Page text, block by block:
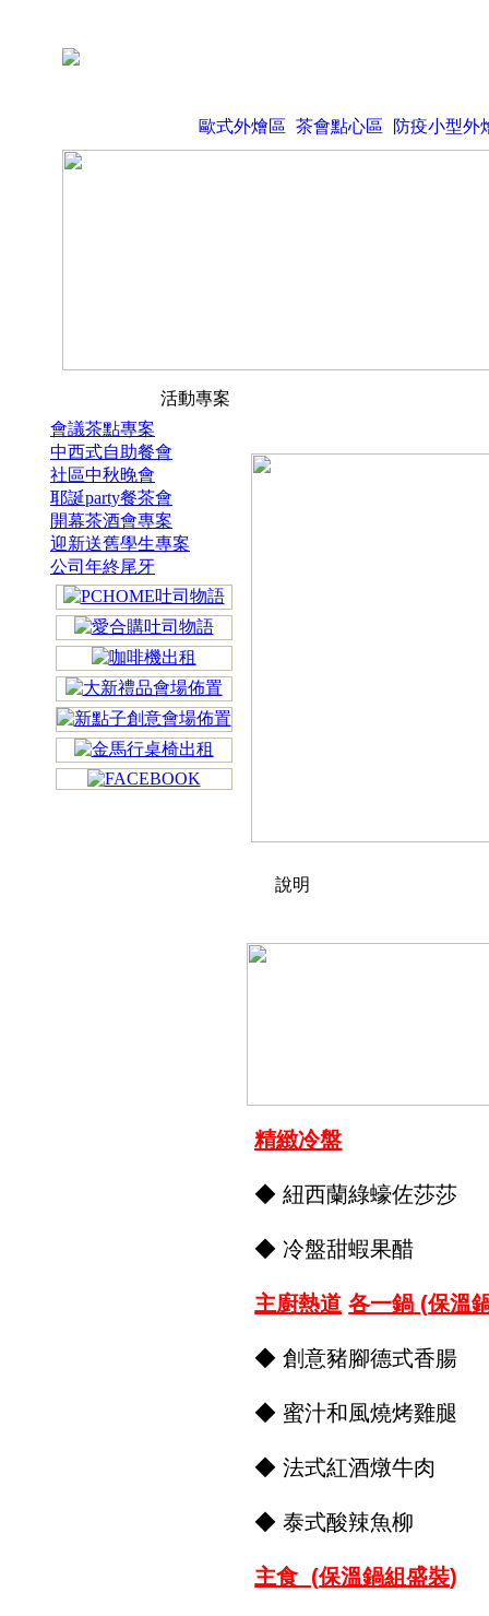
歐式外燴區 茶會點心區 防疫小型外
活動專案
會議茶點專案
中西式自助餐會
社區中秋晚會
耶誕party餐茶會
開幕茶酒會專案
迎新送舊學生專案
公司年終尾牙
說明
精緻冷盤
◆ 紐西蘭綠蠔佐莎莎
◆ 冷盤甜蝦果醋
主廚熱道 各一鍋 (保溫
◆ 創意豬腳德式香腸
◆ 蜜汁和風燒烤雞腿
◆ 法式紅酒燉牛肉
◆ 泰式酸辣魚柳
主食 (保溫鍋組盛裝)